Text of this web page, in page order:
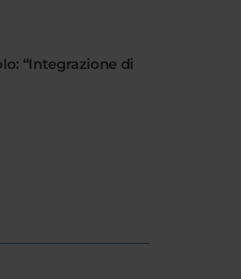
“Integrazione di